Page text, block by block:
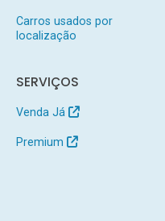
Carros usados por
localização
SERVIÇOS
Venda Já
Premium